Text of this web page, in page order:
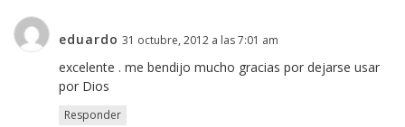
eduardo 31 octubre, 2012 a las 7:01 am
excelente . me bendijo mucho gracias por dejarse usar
por Dios
Responder